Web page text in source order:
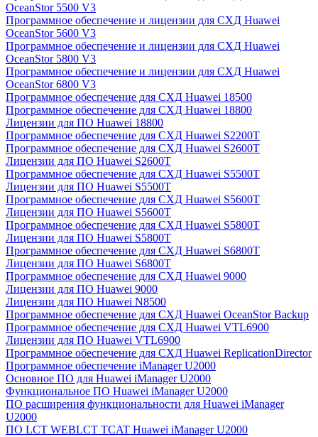
OceanStor 5500 V3
Программное обеспечение и лицензии для СХД Huawei
OceanStor 5600 V3
Программное обеспечение и лицензии для СХД Huawei
OceanStor 5800 V3
Программное обеспечение и лицензии для СХД Huawei
OceanStor 6800 V3
Программное обеспечение для СХД Huawei 18500
Программное обеспечение для СХД Huawei 18800
Лицензии для ПО Huawei 18800
Программное обеспечение для СХД Huawei S2200T
Программное обеспечение для СХД Huawei S2600T
Лицензии для ПО Huawei S2600T
Программное обеспечение для СХД Huawei S5500T
Лицензии для ПО Huawei S5500T
Программное обеспечение для СХД Huawei S5600T
Лицензии для ПО Huawei S5600T
Программное обеспечение для СХД Huawei S5800T
Лицензии для ПО Huawei S5800T
Программное обеспечение для СХД Huawei S6800T
Лицензии для ПО Huawei S6800T
Программное обеспечение для СХД Huawei 9000
Лицензии для ПО Huawei 9000
Лицензии для ПО Huawei N8500
Программное обеспечение для СХД Huawei OceanStor Backup
Программное обеспечение для СХД Huawei VTL6900
Лицензии для ПО Huawei VTL6900
Программное обеспечение для СХД Huawei ReplicationDirector
Программное обеспечение iManager U2000
Основное ПО для Huawei iManager U2000
Функциональное ПО Huawei iManager U2000
ПО расширения функциональности для Huawei iManager
U2000
ПО LCT WEBLCT TCAT Huawei iManager U2000